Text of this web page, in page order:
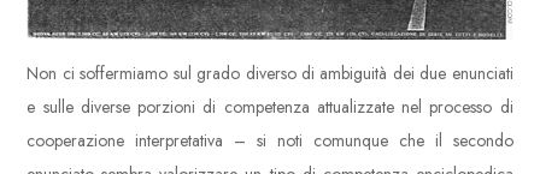
Non ci soffermiamo sul grado diverso di ambiguità dei due enunciati
e sulle diverse porzioni di competenza attualizzate nel processo di
cooperazione interpretativa – si noti comunque che il secondo